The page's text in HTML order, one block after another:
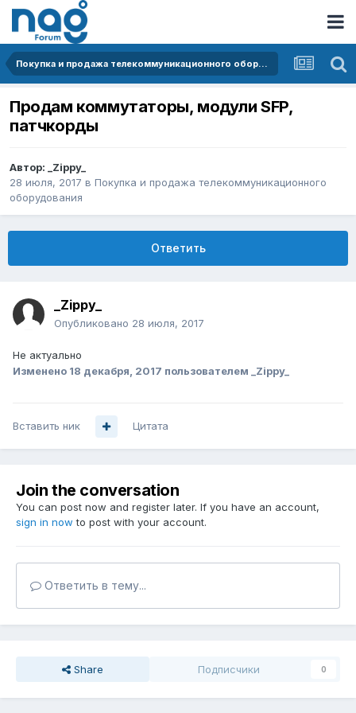
Покупка и продажа телекоммуникационного оборудования
Продам коммутаторы, модули SFP,
патчкорды
Автор: _Zippy_
28 июля, 2017 в Покупка и продажа телекоммуникационного
оборудования
Ответить
_Zippy_
Опубликовано 28 июля, 2017
Не актуально
Изменено 18 декабря, 2017 пользователем _Zippy_
Вставить ник Цитата
Join the conversation
You can post now and register later. If you have an account,
sign in now to post with your account.
Ответить в тему...
Share Подписчики 0